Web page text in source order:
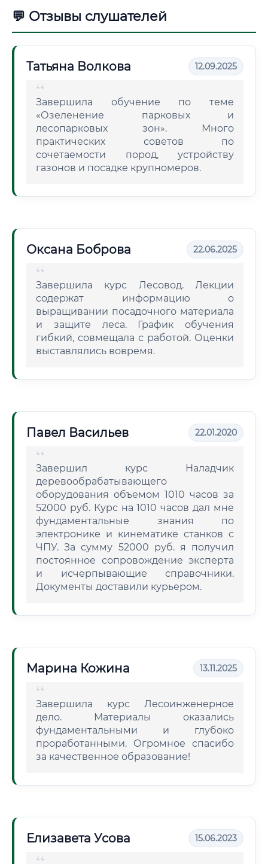
💬 Отзывы слушателей
Татьяна Волкова 12.09.2025
Завершила обучение по теме
«Озеленение парковых и
лесопарковых зон». Много
практических советов по
сочетаемости пород, устройству
газонов и посадке крупномеров.
Оксана Боброва 22.06.2025
Завершила курс Лесовод. Лекции
содержат информацию о
выращивании посадочного материала
и защите леса. График обучения
гибкий, совмещала с работой. Оценки
выставлялись вовремя.
Павел Васильев 22.01.2020
Завершил курс Наладчик
деревообрабатывающего
оборудования объемом 1010 часов за
52000 руб. Курс на 1010 часов дал мне
фундаментальные знания по
электронике и кинематике станков с
ЧПУ. За сумму 52000 руб. я получил
постоянное сопровождение эксперта
и исчерпывающие справочники.
Документы доставили курьером.
Марина Кожина 13.11.2025
Завершила курс Лесоинженерное
дело. Материалы оказались
фундаментальными и глубоко
проработанными. Огромное спасибо
за качественное образование!
Елизавета Усова 15.06.2023